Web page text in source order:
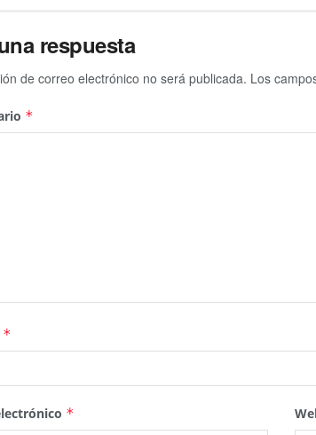
respuesta
de correo electrónico no será publicada. Los
*
*
*